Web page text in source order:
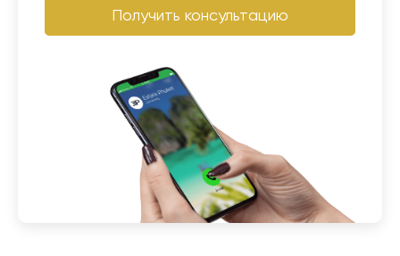
Получить консультацию